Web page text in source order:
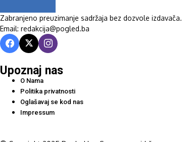
Zabranjeno preuzimanje sadržaja bez dozvole izdavača.
Email: redakcija@pogled.ba
Upoznaj nas
O Nama
Politika privatnosti
Oglašavaj se kod nas
Impressum